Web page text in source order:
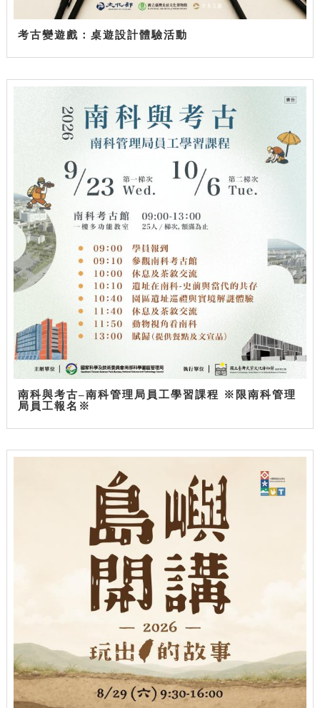
考古變遊戲：桌遊設計體驗活動
南科與考古–南科管理局員工學習課程 ※限南科管理
局員工報名※